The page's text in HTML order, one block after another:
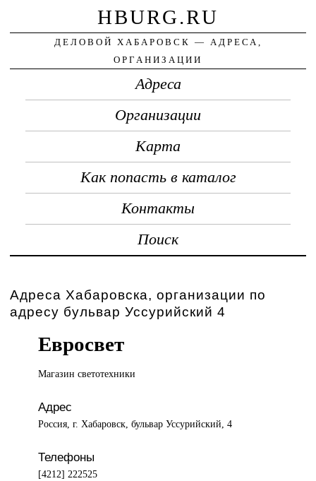
HBURG.RU
ДЕЛОВОЙ ХАБАРОВСК — АДРЕСА,
ОРГАНИЗАЦИИ
Адреса
Организации
Карта
Как попасть в каталог
Контакты
Поиск
Адреса Хабаровска, организации по
адресу бульвар Уссурийский 4
Евросвет
Магазин светотехники
Адрес
Россия, г. Хабаровск, бульвар Уссурийский, 4
Телефоны
[4212] 222525